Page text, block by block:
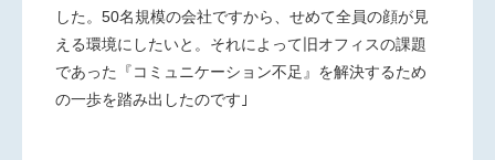
した。50名規模の会社ですから、せめて全員の顔が見
える環境にしたいと。それによって旧オフィスの課題
であった『コミュニケーション不足』を解決するため
の一歩を踏み出したのです｣